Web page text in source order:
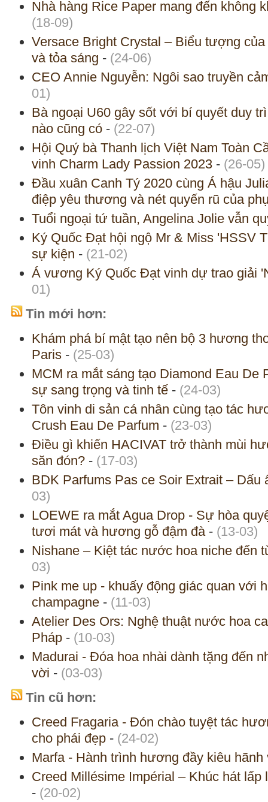
Nhà hàng Rice Paper mang đến không
(18-09)
Versace Bright Crystal – Biểu tượng
và tỏa sáng - (24-06)
CEO Annie Nguyễn: Ngôi sao truyền
01)
Bà ngoại U60 gây sốt với bí quyết duy
nào cũng có - (22-07)
Hội Quý bà Thanh lịch Việt Nam Toàn
vinh Charm Lady Passion 2023 - (26-05)
Đầu xuân Canh Tý 2020 cùng Á hậu
điệp yêu thương và nét quyến rũ của
Tuổi ngoại tứ tuần, Angelina Jolie vẫn
Ký Quốc Đạt hội ngộ Mr & Miss 'HSSV
sự kiện - (21-02)
Á vương Ký Quốc Đạt vinh dự trao giải
01)
Tin mới hơn:
Khám phá bí mật tạo nên bộ 3 hương
Paris - (25-03)
MCM ra mắt sáng tạo Diamond Eau De
sự sang trọng và tinh tế - (24-03)
Tôn vinh di sản cá nhân cùng tạo tác
Crush Eau De Parfum - (23-03)
Điều gì khiến HACIVAT trở thành mùi
săn đón? - (17-03)
BDK Parfums Pas ce Soir Extrait – Dấu
03)
LOEWE ra mắt Agua Drop - Sự hòa
tươi mát và hương gỗ đậm đà- (13-03)
Nishane – Kiệt tác nước hoa niche đến
03)
Pink me up - khuấy động giác quan với
champagne - (11-03)
Atelier Des Ors: Nghệ thuật nước hoa
Pháp - (10-03)
Madurai - Đóa hoa nhài dành tặng đến
vời - (03-03)
Tin cũ hơn:
Creed Fragaria - Đón chào tuyệt tác
cho phái đẹp - (24-02)
Marfa - Hành trình hương đầy kiêu hãnh
Creed Millésime Impérial – Khúc hát
- (20-02)